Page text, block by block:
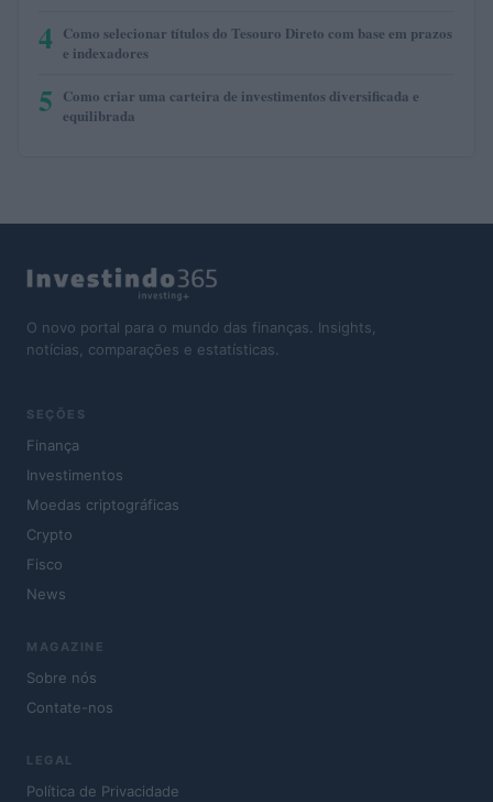
4 Como selecionar títulos do Tesouro Direto com base em prazos
e indexadores
5 Como criar uma carteira de investimentos diversificada e
equilibrada
O novo portal para o mundo das finanças. Insights,
notícias, comparações e estatísticas.
SEÇÕES
Finança
Investimentos
Moedas criptográficas
Crypto
Fisco
News
MAGAZINE
Sobre nós
Contate-nos
LEGAL
Política de Privacidade